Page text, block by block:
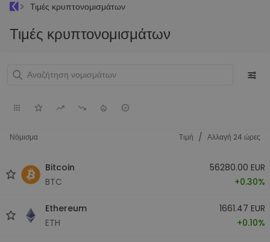
Τιμές κρυπτονομισμάτων
Τιμές κρυπτονομισμάτων
Νόμισμα Tιμή / Αλλαγή 24 ώρες
Bitcoin
BTC
56280.00 EUR
+0.30%
Ethereum
ETH
1661.47 EUR
+0.10%